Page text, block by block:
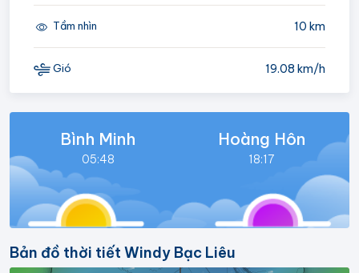
Tầm nhìn 10 km
Gió 19.08 km/h
Bình Minh
05:48
Hoàng Hôn
18:17
Bản đồ thời tiết Windy Bạc Liêu